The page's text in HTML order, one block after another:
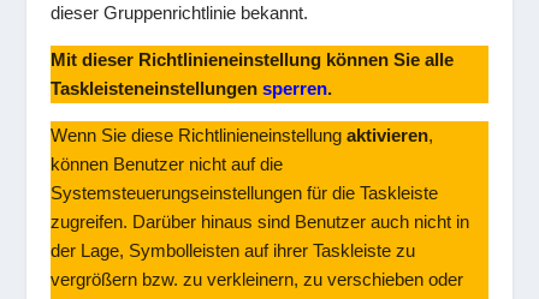
dieser Gruppenrichtlinie bekannt.
Mit dieser Richtlinieneinstellung können Sie alle
Taskleisteneinstellungensperren.
Wenn Sie diese Richtlinieneinstellungaktivieren,
können Benutzer nicht auf die
Systemsteuerungseinstellungen für die Taskleiste
zugreifen. Darüber hinaus sind Benutzer auch nicht in
der Lage, Symbolleisten auf ihrer Taskleiste zu
vergrößern bzw. zu verkleinern, zu verschieben oder